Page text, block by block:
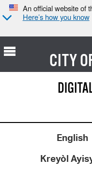
An official website of
Here’s how you know
CITY
English
Kreyòl